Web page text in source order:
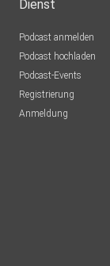
Dienst
Podcast anmelden
Podcast hochladen
Podcast-Events
Registrierung
Anmeldung